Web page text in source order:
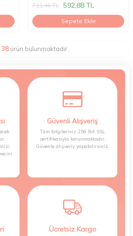
711,46TL 592,88TL
Sepete Ekle
38ürün bulunmaktadır.
Güvenli Alışveriş
Tüm bilgileriniz 256 Bit SSL
sertifikasıyla korunmaktadır.
Güvenle alışveriş yapabilirsiniz.
Ücretsiz Kargo